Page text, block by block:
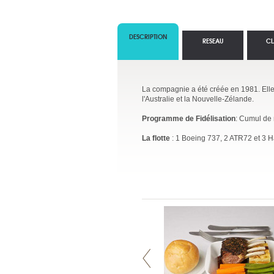
DESCRIPTION
La compagnie a été créée en 1981.
l'Australie et la Nouvelle-Zélande.
Programme de Fidélisation: Cumul de
La flotte : 1 Boeing 737, 2 ATR72 et 3
RESEAU